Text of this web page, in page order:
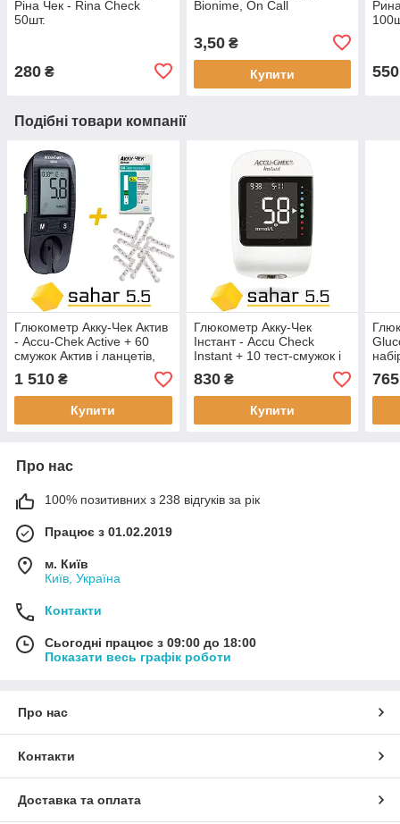
Ріна Чек - Rina Check
50шт.
280 ₴
Bionime, On Call
3,50₴
Купити 550
Подібні товари компанії
Глюкометр Акку-Чек Актив
- Accu-Chek Active + 60
смужок Актив і ланцетів,
стартовий набір
1 510 ₴
Купити
Глюкометр Акку-Чек
Інстант - Accu Check
Instant + 10 тест-смужок і
ланцетів
830₴
Купити
765
Про нас
100% позитивних з 238 відгуків за рік
Працює з 01.02.2019
м. Київ
Київ, Україна
Контакти
Сьогодні працює з 09:00 до 18:00
Показати весь графік роботи
Про нас
Контакти
Доставка та оплата